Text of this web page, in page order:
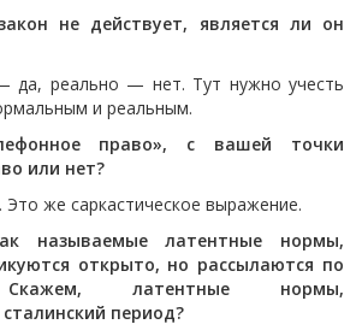
не действует, является ли он
да, реально — нет. Тут нужно учесть
и реальным.
право», с вашей точки
или нет?
Это же саркастическое выражение.
называемые латентные нормы,
открыто, но рассылаются по
Скажем, латентные нормы,
период?